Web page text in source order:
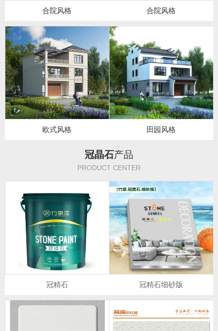
合院风格 合院风格
欧式风格 田园风格
冠晶石产品
PRODUCT CENTER
冠精石 冠精石细砂版